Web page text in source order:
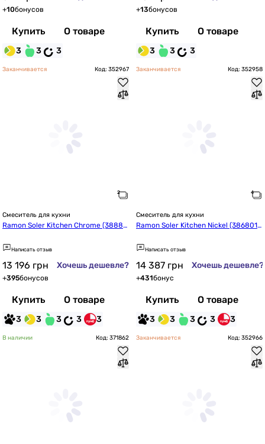
+10бонусов
Купить О товаре
3 3 3
+13бонусов
Купить О товаре
3 3 3
Заканчивается Код: 352967
Смеситель для кухни
Ramon Soler Kitchen Chrome (38880
Написать отзыв
13 196 грн Хочешь дешевле?
+395бонусов
Купить О товаре
3 3 3 3 3
Заканчивается Код: 352958
Смеситель для кухни
Ramon Soler Kitchen Nickel (386801
Написать отзыв
14 387 грн Хочешь дешевле?
+431бонус
Купить О товаре
3 3 3 3 3
В наличии Код: 371862 Заканчивается Код: 352966